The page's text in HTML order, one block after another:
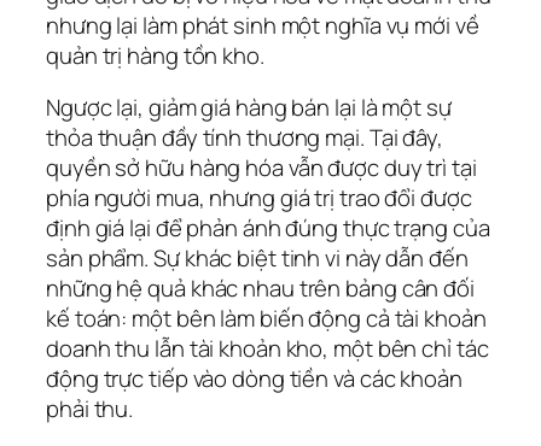
nhưng lại làm phát sinh một nghĩa vụ mới về
quản trị hàng tồn kho.
Ngược lại, giảm giá hàng bán lại là một sự
thỏa thuận đầy tính thương mại. Tại đây,
quyền sở hữu hàng hóa vẫn được duy trì tại
phía người mua, nhưng giá trị trao đổi được
định giá lại để phản ánh đúng thực trạng của
sản phẩm. Sự khác biệt tinh vi này dẫn đến
những hệ quả khác nhau trên bảng cân đối
kế toán: một bên làm biến động cả tài khoản
doanh thu lẫn tài khoản kho, một bên chỉ tác
động trực tiếp vào dòng tiền và các khoản
phải thu.